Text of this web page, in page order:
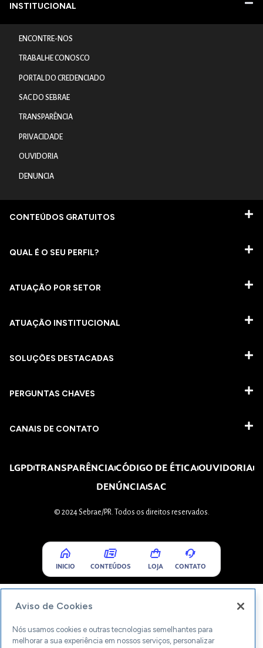
INSTITUCIONAL
ENCONTRE-NOS
TRABALHE CONOSCO
PORTAL DO CREDENCIADO
SAC DO SEBRAE
TRANSPARÊNCIA
PRIVACIDADE
OUVIDORIA
DENUNCIA
CONTEÚDOS GRATUITOS
QUAL É O SEU PERFIL?
ATUAÇÃO POR SETOR
ATUAÇÃO INSTITUCIONAL
SOLUÇÕES DESTACADAS
PERGUNTAS CHAVES​
CANAIS DE CONTATO
LGPDTRANSPARÊNCIACÓDIGO DE ÉTICAOUVIDORIA
DENÚNCIASAC
© 2024 Sebrae/PR. Todos os direitos reservados.
INICIO CONTEÚDOS LOJA CONTATO
Aviso de Cookies
Nós usamos cookies e outras tecnologias semelhantes para
melhorar a sua experiência em nossos serviços, personalizar